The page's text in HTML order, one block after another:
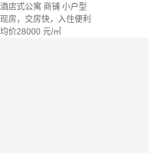
酒店式公寓 商铺 小户型
现房，交房快，入住便利
均价28000 元/㎡